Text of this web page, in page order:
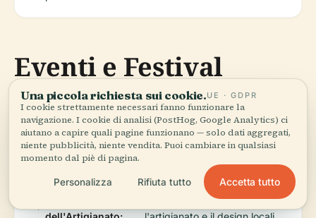
Eventi e Festival
Fiera di San
Bartolomeo:
Festival di fine agosto con
processioni, mercati e attività
culturali.
Eventi che celebrano
Una piccola richiesta sui cookie.UE · GDPR
I cookie strettamente necessari fanno funzionare la
navigazione. I cookie di analisi (PostHog, Google Analytics) ci
aiutano a capire quali pagine funzionano — solo dati aggregati,
niente pubblicità, niente vendita. Puoi cambiare in qualsiasi
momento dal piè di pagina.
Personalizza Rifiuta tutto Accetta tutto